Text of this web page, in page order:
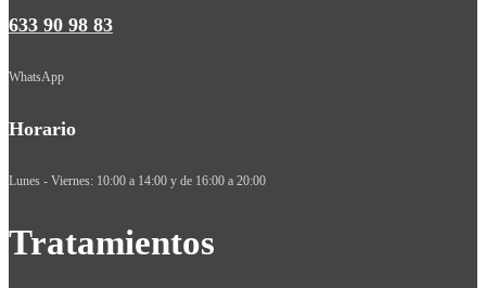
633 90 98 83
WhatsApp
Horario
Lunes - Viernes: 10:00 a 14:00 y de 16:00 a 20:00
Tratamientos